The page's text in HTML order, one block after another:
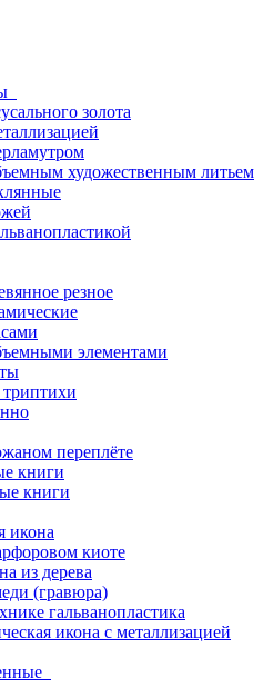
золота
художественным литьем
резное
элементами
переплёте
книги
книги
икона
киоте
из дерева
(гравюра)
гальванопластика
икона с металлизацией